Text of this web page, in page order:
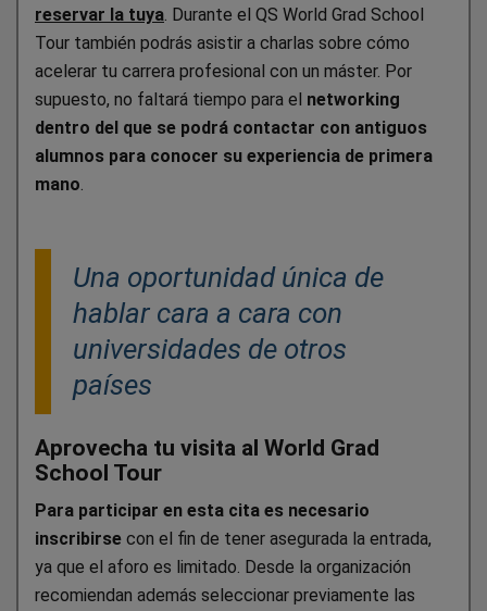
reservar la tuya . Durante el QS World Grad School
Tour también podrás asistir a charlas sobre cómo
acelerar tu carrera profesional con un máster. Por
supuesto, no faltará tiempo para el networking
dentro del que se podrá contactar con antiguos
alumnos para conocer su experiencia de primera
mano
Una oportunidad única de
hablar cara a cara con
universidades de otros
países
Aprovecha tu visita al World Grad
School Tour
Para participar en esta cita es necesario
inscribirse con el fin de tener asegurada la entrada,
ya que el aforo es limitado. Desde la organización
recomiendan además seleccionar previamente las